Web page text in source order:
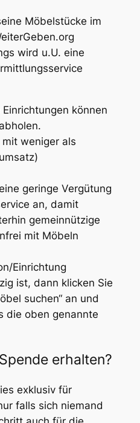
Möbelstücke im
wird u.U. eine
können
weniger als
geringe Vergütung
an, damit
gemeinnützige
mit Möbeln
Einrichtung
ist, dann klicken Sie
suchen“ an und
die oben genannte
erhalten?
exklusiv für
falls sich niemand